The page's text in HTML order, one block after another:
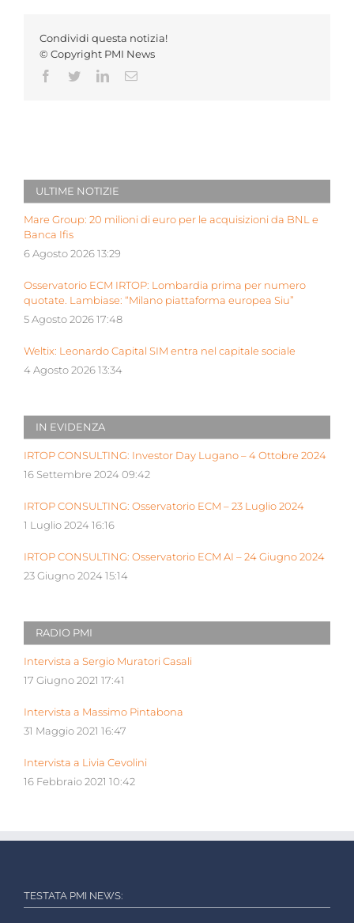
Condividi questa notizia!
© Copyright PMI News
Facebook
TwitterLinkedInEmail
ULTIME NOTIZIE
Mare Group: 20 milioni di euro per le acquisizioni da BNL e
Banca Ifis
6 Agosto 2026 13:29
Osservatorio ECM IRTOP: Lombardia prima per numero
quotate. Lambiase: “Milano piattaforma europea Siu”
5 Agosto 2026 17:48
Weltix: Leonardo Capital SIM entra nel capitale sociale
4 Agosto 2026 13:34
IN EVIDENZA
IRTOP CONSULTING: Investor Day Lugano – 4 Ottobre 2024
16 Settembre 2024 09:42
IRTOP CONSULTING: Osservatorio ECM – 23 Luglio 2024
1 Luglio 2024 16:16
IRTOP CONSULTING: Osservatorio ECM AI – 24 Giugno 2024
23 Giugno 2024 15:14
RADIO PMI
Intervista a Sergio Muratori Casali
17 Giugno 2021 17:41
Intervista a Massimo Pintabona
31 Maggio 2021 16:47
Intervista a Livia Cevolini
16 Febbraio 2021 10:42
TESTATA PMI NEWS: